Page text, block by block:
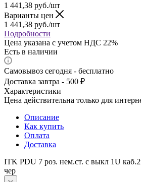
1 441,38 руб./шт
Варианты цен
1 441,38 руб./шт
Подробности
Цена указана с учетом НДС 22%
Есть в наличии
Самовывоз сегодня - бесплатно
Доставка завтра - 500 ₽
Характеристики
Цена действительна только для
Описание
Как купить
Оплата
Доставка
ITK PDU 7 роз. нем.ст. с выкл 1U
чер